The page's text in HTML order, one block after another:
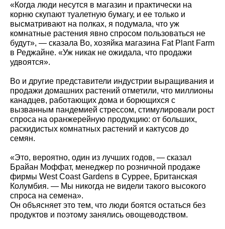
«Когда люди несутся в магазин и практически на
корню скупают туалетную бумагу, и ее только и
высматривают на полках, я подумала, что уж
комнатные растения явно спросом пользоваться не
будут», — сказала Во, хозяйка магазина Fat Plant Farm
в Реджайне. «Уж никак не ожидала, что продажи
удвоятся».
Во и другие представители индустрии выращивания и
продажи домашних растений отметили, что миллионы
канадцев, работающих дома и борющихся с
вызванным пандемией стрессом, стимулировали рост
спроса на оранжерейную продукцию: от больших,
раскидистых комнатных растений и кактусов до
семян.
«Это, вероятно, один из лучших годов, — сказал
Брайан Моффат, менеджер по розничной продаже
фирмы West Coast Gardens в Суррее, Британская
Колумбия. — Мы никогда не видели такого высокого
спроса на семена».
Он объясняет это тем, что люди боятся остаться без
продуктов и поэтому занялись овощеводством.